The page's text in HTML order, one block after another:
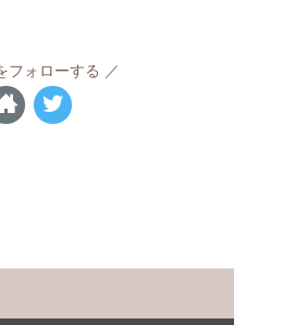
フォローする